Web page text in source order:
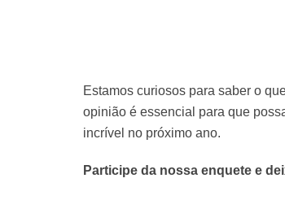
Estamos curiosos para saber o
opinião é essencial para que
incrível no próximo ano.
Participe da nossa enquete e